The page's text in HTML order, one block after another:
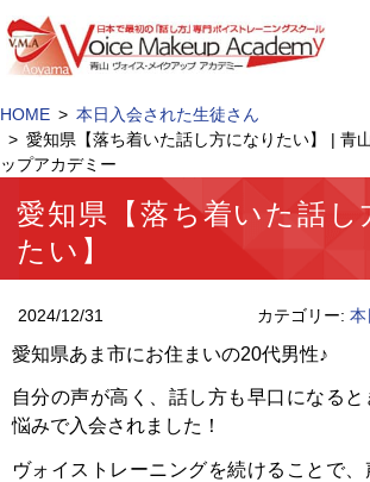
HOME
本日入会された生徒さん
愛知県【落ち着いた話し方になりたい】 | 青
ップアカデミー
愛知県【落ち着いた話し
たい】
2024/12/31 カテゴリー: 本
愛知県あま市にお住まいの20代男性♪
自分の声が高く、話し方も早口になる
悩みで入会されました！
ヴォイストレーニングを続けることで